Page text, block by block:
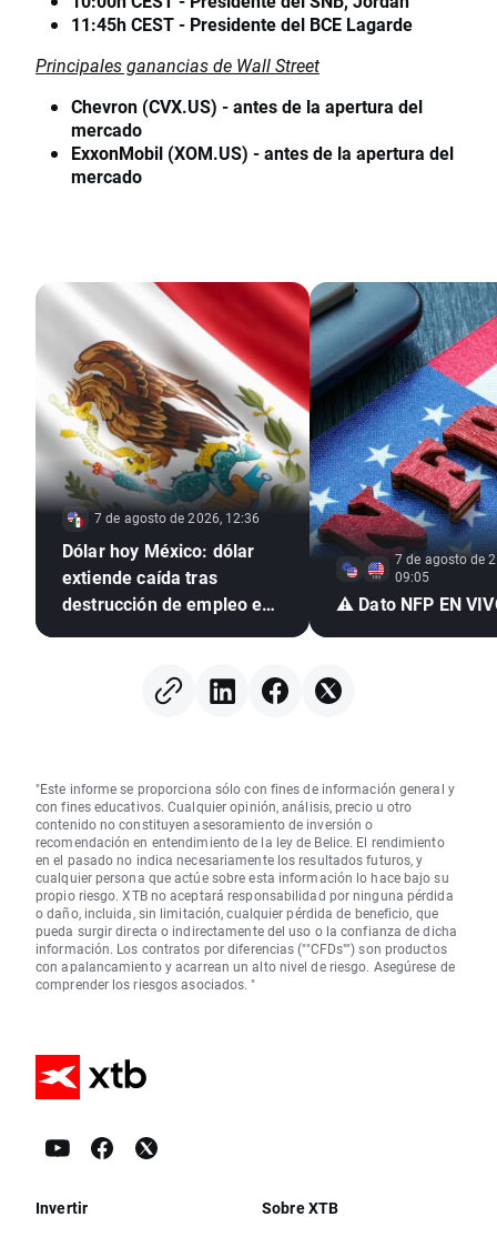
11:45h CEST - Presidente del BCE Lagarde
Principales ganancias de Wall Street
Chevron (CVX.US) - antes de la apertura del
mercado
ExxonMobil (XOM.US) - antes de la apertura del
mercado
7 de agosto de 2026, 12:36
Dólar hoy México: dólar
extiende caída tras
destrucción de empleo en
7 de agosto de
09:05
⚠️ Dato NFP EN
"Este informe se proporciona sólo con fines de información general y
con fines educativos. Cualquier opinión, análisis, precio u otro
contenido no constituyen asesoramiento de inversión o
recomendación en entendimiento de la ley de Belice. El rendimiento
en el pasado no indica necesariamente los resultados futuros, y
cualquier persona que actúe sobre esta información lo hace bajo su
propio riesgo. XTB no aceptará responsabilidad por ninguna pérdida
o daño, incluida, sin limitación, cualquier pérdida de beneficio, que
pueda surgir directa o indirectamente del uso o la confianza de dicha
información. Los contratos por diferencias (""CFDs"") son productos
con apalancamiento y acarrean un alto nivel de riesgo. Asegúrese de
comprender los riesgos asociados. "
Invertir Sobre XTB